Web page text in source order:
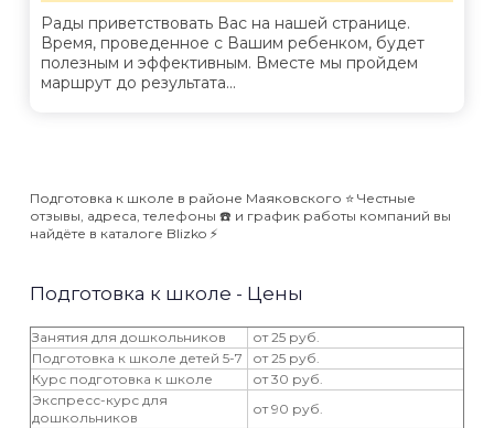
Рады приветствовать Вас на нашей странице.
Время, проведенное с Вашим ребенком, будет
полезным и эффективным. Вместе мы пройдем
маршрут до результата...
Подготовка к школе в районе Маяковского ⭐️ Честные
отзывы, адреса, телефоны ☎️ и график работы компаний вы
найдёте в каталоге Blizko ⚡️
Подготовка к школе - Цены
Занятия для дошкольников
от 25 руб.
Подготовка к школе детей 5-7
от 25 руб.
Курс подготовка к школе
от 30 руб.
Экспресс-курс для
дошкольников
от 90 руб.